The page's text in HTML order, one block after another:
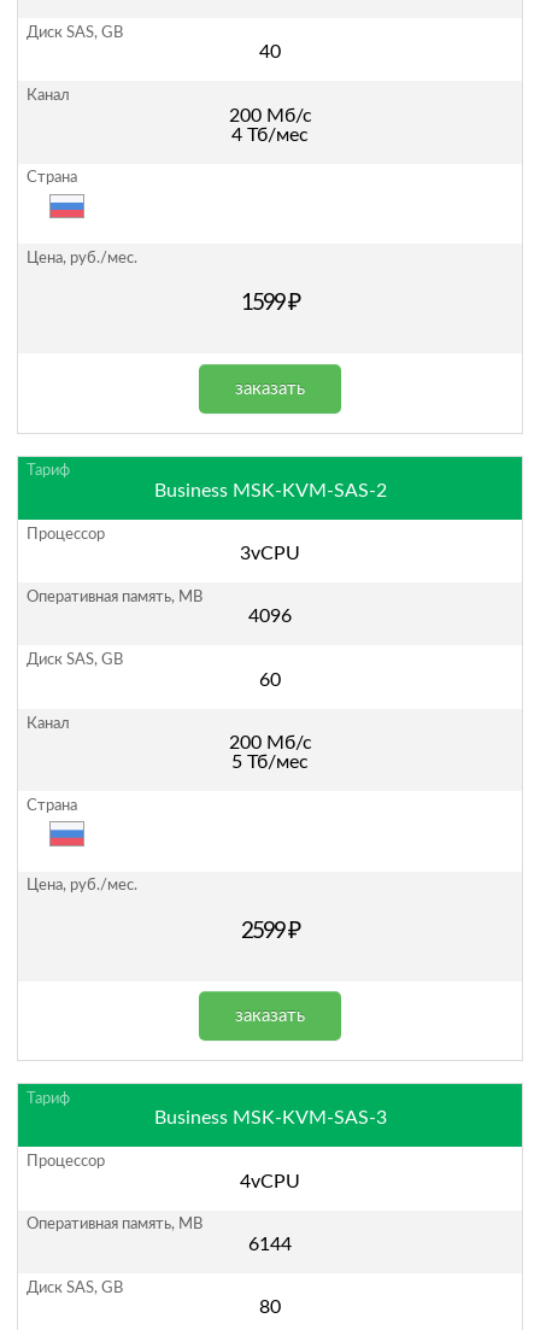
40
200 Мб/с
4 Тб/мес
1599 ₽
заказать
Business MSK-KVM-SAS-2
3vCPU
4096
60
200 Мб/с
5 Тб/мес
2599 ₽
заказать
Business MSK-KVM-SAS-3
4vCPU
6144
80